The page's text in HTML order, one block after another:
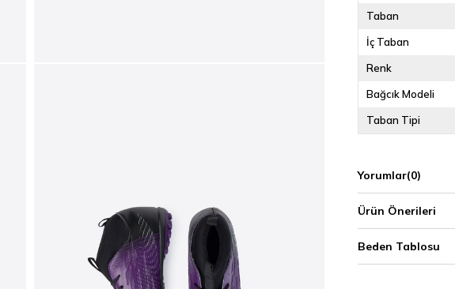
Taban
İç Taban
Renk
Bağcık Modeli
Taban Tipi
Yorumlar(0)
Ürün Önerileri
Beden Tablosu